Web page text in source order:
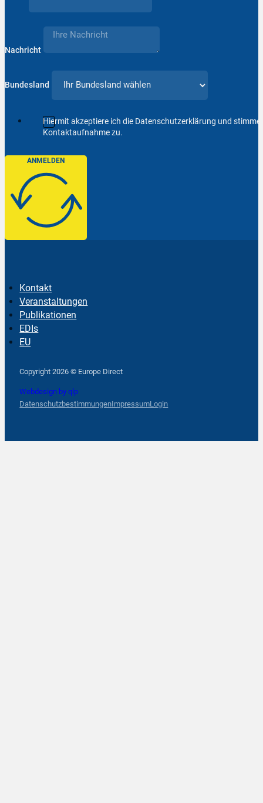
Nachricht
Bundesland
Hiermit akzeptiere ich die Datenschutzerklärung und
Kontaktaufnahme zu.
ANMELDEN
Kontakt
Veranstaltungen
Publikationen
EDIs
EU
Copyright 2026 © Europe Direct
Webdesign by qlp
DatenschutzbestimmungenImpressumLogin